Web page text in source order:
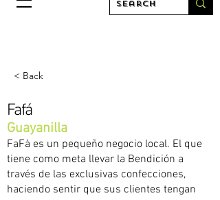
< Back
Fafá
Guayanilla
FaFà es un pequeño negocio local. El que
tiene como meta llevar la Bendición a
través de las exclusivas confecciones,
haciendo sentir que sus clientes tengan